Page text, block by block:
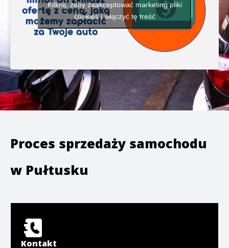
Kliknij, żeby zaakceptować marketing pliki
cookies i włączyć tę treść
Proces sprzedaży samochodu
w Pułtusku
Kontakt